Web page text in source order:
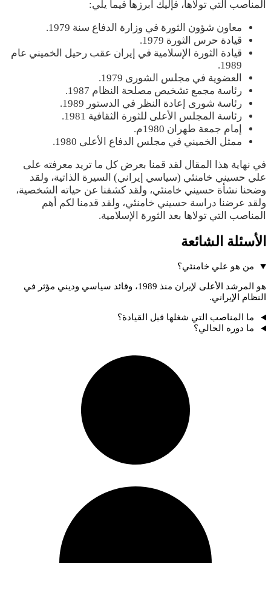
المناصب التي تولاها، فإليك أبرزها فيما يلي:
معاون شؤون الثورة في وزارة الدفاع سنة 1979.
قيادة حرس الثورة 1979.
قيادة الثورة الإسلامية في إيران عقب رحيل الخميني عام
1989.
العضوية في مجلس الشورى 1979.
رئاسة مجمع تشخيص مصلحة النظام 1987.
رئاسة شورى إعادة النظر في الدستور 1989.
رئاسة المجلس الأعلى للثورة الثقافية 1981.
إمام جمعة طهران 1980م.
ممثل الخميني في مجلس الدفاع الأعلى 1980.
في نهاية هذا المقال لقد قمنا بعرض كل ما تريد معرفته على
علي حسيني خامنئي (سياسي إيراني) السيرة الذاتية، ولقد
وضحنا نشأة حسيني خامنئي، ولقد كشفنا عن حياته الشخصية،
ولقد عرضنا دراسة حسيني خامنئي، ولقد قدمنا لكم أهم
المناصب التي تولاها بعد الثورة الإسلامية.
الأسئلة الشائعة
من هو علي خامنئي؟
هو المرشد الأعلى لإيران منذ 1989، وقائد سياسي وديني مؤثر في
النظام الإيراني.
ما المناصب التي شغلها قبل القيادة؟
ما دوره الحالي؟